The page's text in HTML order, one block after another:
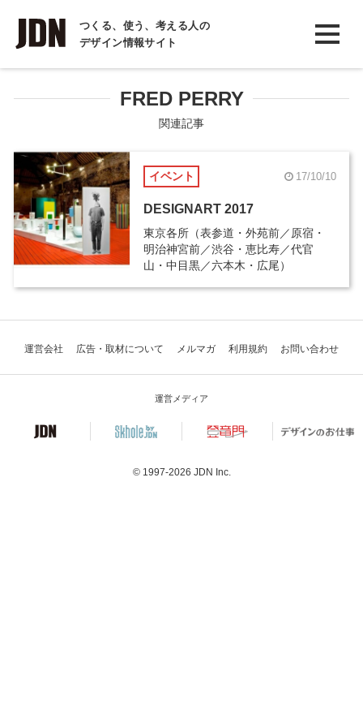
つくる、使う、考える人の
デザイン情報サイト
INTERVIEW
インタビュー
REPORT
COLUMN
コラム
FRED PERRY
関連記事
イベント 17/10/10
DESIGNART 2017
東京各所（表参道・外苑前／原宿・
明治神宮前／渋谷・恵比寿／代官
山・中目黒／六本木・広尾）
運営会社 広告・取材について メルマガ 利用規約 お問い合わせ
運営メディア
© 1997-2026 JDN Inc.